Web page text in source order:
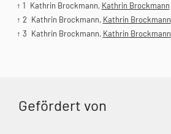
↑ 1 Kathrin Brockmann, Kathrin Brockmann
↑ 2 Kathrin Brockmann, Kathrin Brockmann
↑ 3 Kathrin Brockmann, Kathrin Brockmann
Gefördert von